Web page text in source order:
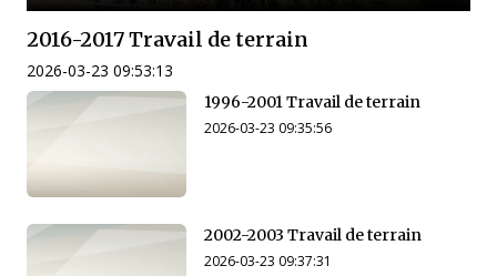
2016-2017 Travail de terrain
2026-03-23 09:53:13
1996-2001 Travail de terrain
2026-03-23 09:35:56
2002-2003 Travail de terrain
2026-03-23 09:37:31